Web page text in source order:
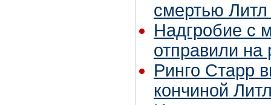
смертью
Надгробие с
отправили на
Ринго Старр
кончиной